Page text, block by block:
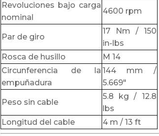
Revoluciones bajo carga
nominal
4600 rpm
Par de giro
17 Nm / 150
in-lbs
Rosca de husillo
M 14
Circunferencia de la
empuñadura
144 mm /
5.669″
Peso sin cable
5.8 kg / 12.8
lbs
Longitud del cable
4 m / 13 ft